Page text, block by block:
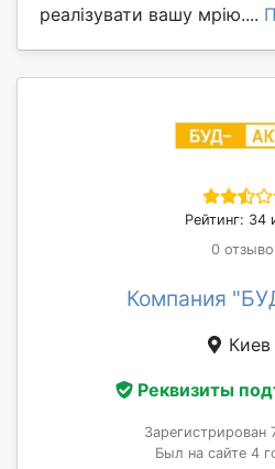
реалізувати вашу мрію....
Рейтинг: 34
0
Компания
Киев
Реквизиты
Зарегистрирован
Был на сайте 4